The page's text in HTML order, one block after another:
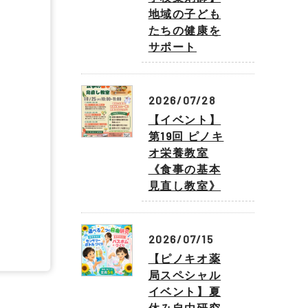
地域の子ども
たちの健康を
サポート
2026/07/28
【イベント】
第19回 ピノキ
オ栄養教室
《食事の基本
見直し教室》
2026/07/15
【ピノキオ薬
局スペシャル
イベント】夏